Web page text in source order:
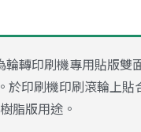
輪轉印刷機專用貼版雙
於印刷機印刷滾輪上貼
脂版用途。